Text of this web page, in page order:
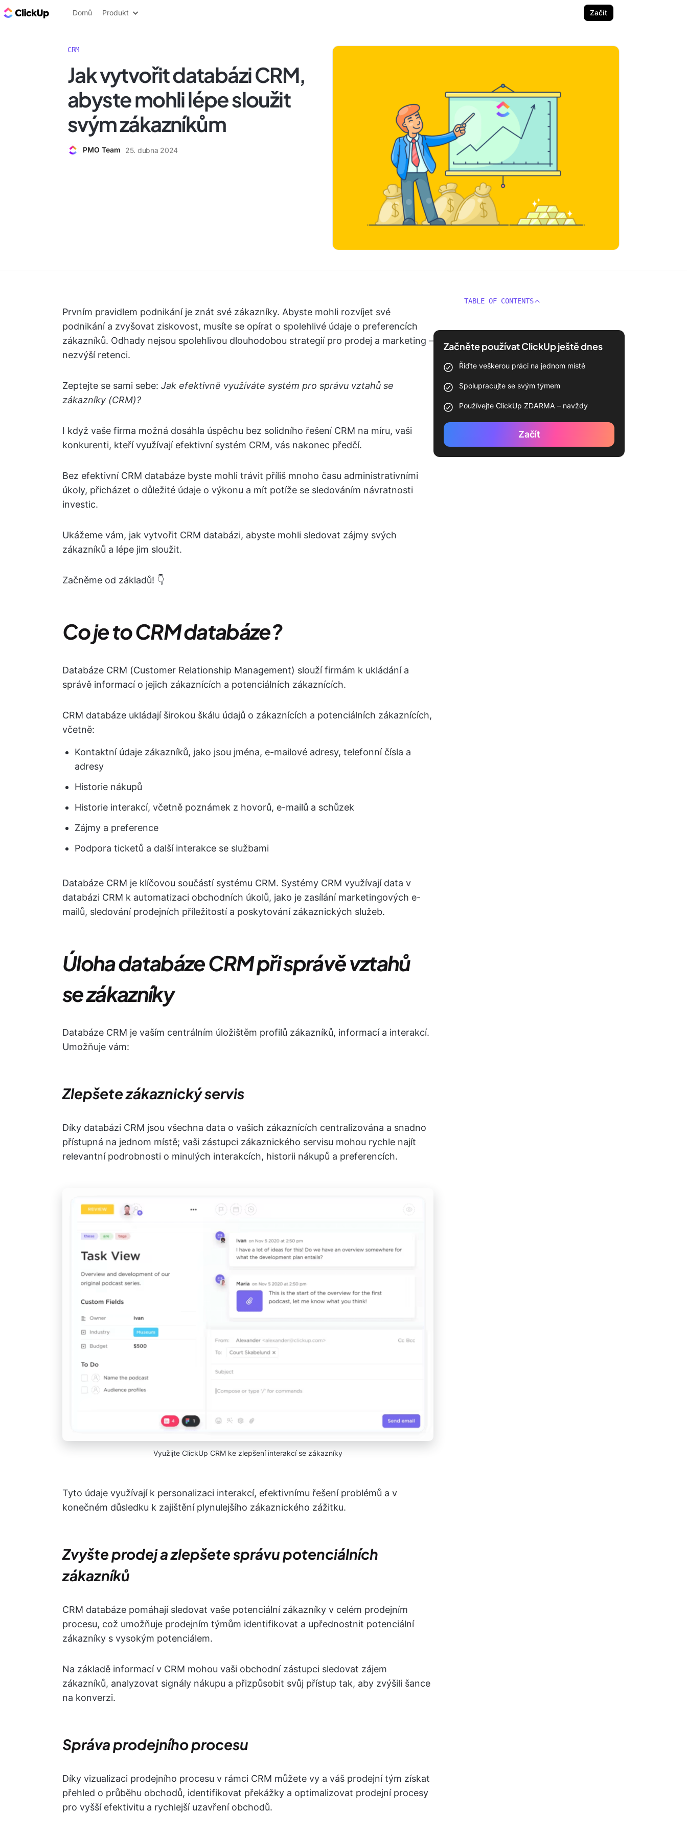
ClickUp blog
Domů Produkt Začít
CRM
Jak vytvořit databázi CRM,
abyste mohli lépe sloužit
svým zákazníkům
PMO Team 25. dubna 2024
Prvním pravidlem podnikání je znát své zákazníky. Abyste mohli rozvíjet své
podnikání a zvyšovat ziskovost, musíte se opírat o spolehlivé údaje o preferencích
zákazníků. Odhady nejsou spolehlivou dlouhodobou strategií pro prodej a marketing –
nezvýší retenci.
Zeptejte se sami sebe: Jak efektivně využíváte systém pro správu vztahů se
zákazníky (CRM)?
I když vaše firma možná dosáhla úspěchu bez solidního řešení CRM na míru, vaši
konkurenti, kteří využívají efektivní systém CRM, vás nakonec předčí.
Bez efektivní CRM databáze byste mohli trávit příliš mnoho času administrativními
úkoly, přicházet o důležité údaje o výkonu a mít potíže se sledováním návratnosti
investic.
Ukážeme vám, jak vytvořit CRM databázi, abyste mohli sledovat zájmy svých
zákazníků a lépe jim sloužit.
Začněme od základů! 👇
Co je to CRM databáze?
Databáze CRM (Customer Relationship Management) slouží firmám k ukládání a
správě informací o jejich zákaznících a potenciálních zákaznících.
CRM databáze ukládají širokou škálu údajů o zákaznících a potenciálních zákaznících,
včetně:
Kontaktní údaje zákazníků, jako jsou jména, e-mailové adresy, telefonní čísla a
adresy
Historie nákupů
Historie interakcí, včetně poznámek z hovorů, e-mailů a schůzek
Zájmy a preference
Podpora ticketů a další interakce se službami
Databáze CRM je klíčovou součástí systému CRM. Systémy CRM využívají data v
databázi CRM k automatizaci obchodních úkolů, jako je zasílání marketingových e-
mailů, sledování prodejních příležitostí a poskytování zákaznických služeb.
Úloha databáze CRM při správě vztahů
se zákazníky
Databáze CRM je vaším centrálním úložištěm profilů zákazníků, informací a interakcí.
Umožňuje vám:
Zlepšete zákaznický servis
Díky databázi CRM jsou všechna data o vašich zákaznících centralizována a snadno
přístupná na jednom místě; vaši zástupci zákaznického servisu mohou rychle najít
relevantní podrobnosti o minulých interakcích, historii nákupů a preferencích.
Využijte ClickUp CRM ke zlepšení interakcí se zákazníky
Tyto údaje využívají k personalizaci interakcí, efektivnímu řešení problémů a v
konečném důsledku k zajištění plynulejšího zákaznického zážitku.
Zvyšte prodej a zlepšete správu potenciálních
zákazníků
CRM databáze pomáhají sledovat vaše potenciální zákazníky v celém prodejním
procesu, což umožňuje prodejním týmům identifikovat a upřednostnit potenciální
zákazníky s vysokým potenciálem.
Na základě informací v CRM mohou vaši obchodní zástupci sledovat zájem
zákazníků, analyzovat signály nákupu a přizpůsobit svůj přístup tak, aby zvýšili šance
na konverzi.
Správa prodejního procesu
Díky vizualizaci prodejního procesu v rámci CRM můžete vy a váš prodejní tým získat
přehled o průběhu obchodů, identifikovat překážky a optimalizovat prodejní procesy
pro vyšší efektivitu a rychlejší uzavření obchodů.
TABLE OF CONTENTS
Začněte používat ClickUp ještě dnes
Řiďte veškerou práci na jednom místě
Spolupracujte se svým týmem
Používejte ClickUp ZDARMA – navždy
Začít